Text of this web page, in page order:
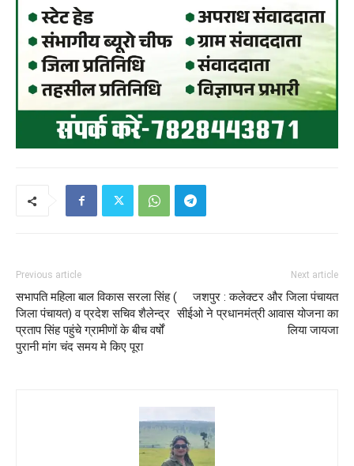
Previous article
सभापति महिला बाल विकास सरला सिंह (
जिला पंचायत) व प्रदेश सचिव शैलेन्द्र
प्रताप सिंह पहुंचे ग्रामीणों के बीच वर्षों
पुरानी मांग चंद समय मे किए पूरा
Next article
जशपुर : कलेक्टर और जिला पंचायत
सीईओ ने प्रधानमंत्री आवास योजना का
लिया जायजा